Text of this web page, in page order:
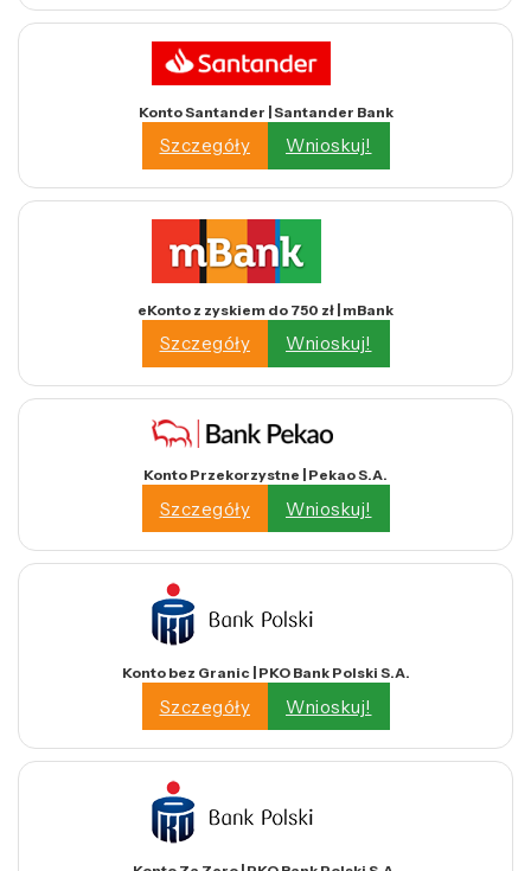
Konto Santander | Santander Bank
Szczegóły Wnioskuj!
eKonto z zyskiem do 750 zł | mBank
Szczegóły Wnioskuj!
Konto Przekorzystne | Pekao S.A.
Szczegóły Wnioskuj!
Konto bez Granic | PKO Bank Polski S.A.
Szczegóły Wnioskuj!